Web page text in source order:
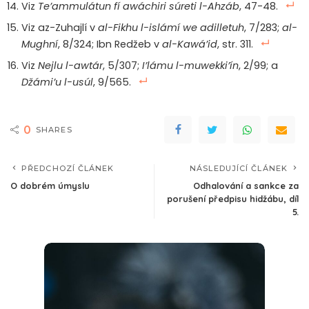
Viz Te’ammulátun fí awáchiri súreti l-Ahzáb, 47-48.
Viz az-Zuhajlí v al-Fikhu l-islámí we adilletuh, 7/283; al-
Mughní, 8/324; Ibn Redžeb v al-Kawá’id, str. 311.
Viz Nejlu l-awtár, 5/307; I’lámu l-muwekki’ín, 2/99; a
Džámi’u l-usúl, 9/565.
0 SHARES
PŘEDCHOZÍ ČLÁNEK
O dobrém úmyslu
NÁSLEDUJÍCÍ ČLÁNEK
Odhalování a sankce za
porušení předpisu hidžábu, díl
5.